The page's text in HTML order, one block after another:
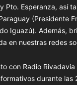
Pto. Esperanza, así
(Presidente
Iguazú). Además,
en nuestras redes
con Radio Rivadavia
durante las